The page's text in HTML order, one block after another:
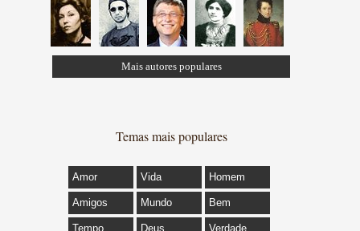
Mais autores populares
Temas mais populares
Amor Vida Homem
Amigos Mundo Bem
Tempo Deus Verdade